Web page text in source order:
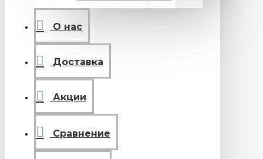
О нас
Доставка
Акции
Сравнение